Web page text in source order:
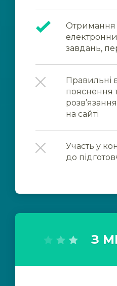
Отримання
завдань,
Правильні
пояснення
на сайті
Участь у
до
З